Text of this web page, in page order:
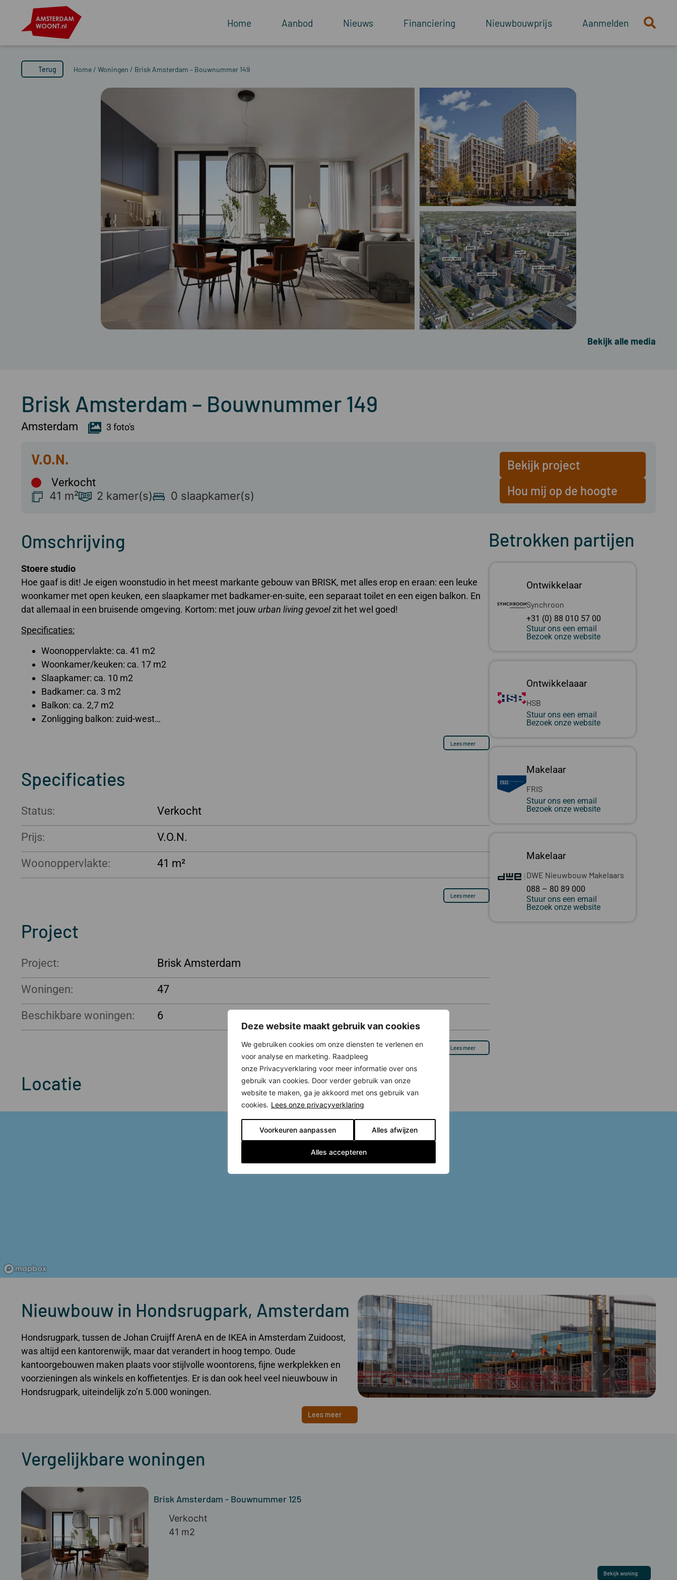
Deze website maakt gebruik van cookies
We gebruiken cookies om onze diensten te verlenen en
voor analyse en marketing. Raadpleeg
onze Privacyverklaring voor meer informatie over ons
gebruik van cookies. Door verder gebruik van onze
website te maken, ga je akkoord met ons gebruik van
cookies. Lees onze privacyverklaring
Voorkeuren aanpassen Alles afwijzen
Alles accepteren
Home Aanbod Nieuws Financiering Nieuwbouwprijs Aanmelden
Terug Home / Woningen / Brisk Amsterdam – Bouwnummer 149
Bekijk alle media
Brisk Amsterdam – Bouwnummer 149
Amsterdam 3 foto's
Verkocht
41 m² 2 kamer(s) 0 slaapkamer(s)
Bekijk project
Hou mij op de hoogte
Omschrijving
Stoere studio
Hoe gaaf is dit! Je eigen woonstudio in het meest markante gebouw van BRISK, met alles erop en eraan: een leuke
woonkamer met open keuken, een slaapkamer met badkamer-en-suite, een separaat toilet en een eigen balkon. En
dat allemaal in een bruisende omgeving. Kortom: met jouw urban living gevoelzit het wel goed!
Specificaties:
Woonoppervlakte: ca. 41 m2
Woonkamer/keuken: ca. 17 m2
Slaapkamer: ca. 10 m2
Badkamer: ca. 3 m2
Balkon: ca. 2,7 m2
Zonligging balkon: zuid-west…
Lees meer
Specificaties
Status: Verkocht
Prijs:
Woonoppervlakte: 41 m²
Lees meer
Project
Project: Brisk Amsterdam
Woningen: 47
Beschikbare woningen: 6
Lees meer
Betrokken partijen
Ontwikkelaar
Synchroon
+31 (0) 88 010 57 00
Stuur ons een email
Bezoek onze website
Ontwikkelaaar
HSB
Stuur ons een email
Bezoek onze website
Makelaar
FRIS
Stuur ons een email
Bezoek onze website
Makelaar
DWE Nieuwbouw Makelaars
088 – 80 89 000
Stuur ons een email
Bezoek onze website
Locatie
Nieuwbouw in Hondsrugpark, Amsterdam
Hondsrugpark, tussen de Johan Cruijff ArenA en de IKEA in Amsterdam Zuidoost,
was altijd een kantorenwijk, maar dat verandert in hoog tempo. Oude
kantoorgebouwen maken plaats voor stijlvolle woontorens, fijne werkplekken en
voorzieningen als winkels en koffietentjes. Er is dan ook heel veel nieuwbouw in
Hondsrugpark, uiteindelijk zo’n 5.000 woningen.
Lees meer
Vergelijkbare woningen
Brisk Amsterdam - Bouwnummer 125
Verkocht
41 m2
Bekijk woning